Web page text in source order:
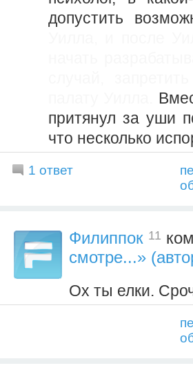
допустить
притянул за уши
что несколько
1 ответ
Филиппок 11
смотре...»
Ох ты елки.